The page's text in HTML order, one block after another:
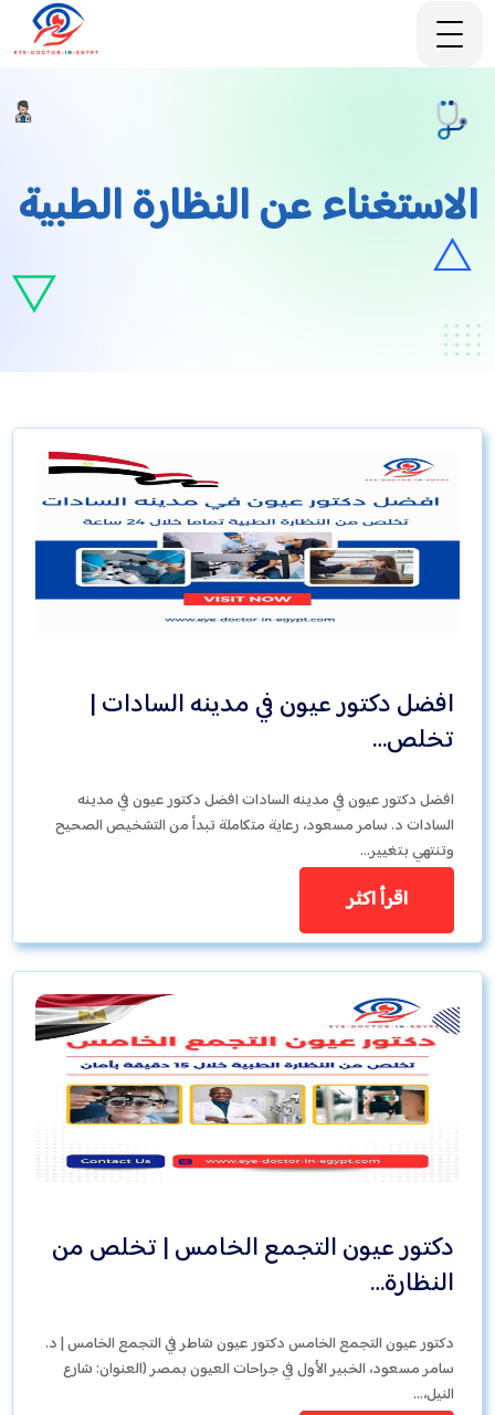
الاستغناء عن النظارة الطبية
افضل دكتور عيون في مدينه السادات |
تخلص…
افضل دكتور عيون في مدينه السادات افضل دكتور عيون في مدينه
السادات د. سامر مسعود، رعاية متكاملة تبدأ من التشخيص الصحيح
وتنتهي بتغيير…
اقرأ اكثر
دكتور عيون التجمع الخامس | تخلص من
النظارة…
دكتور عيون التجمع الخامس دكتور عيون شاطر في التجمع الخامس | د.
سامر مسعود، الخبير الأول في جراحات العيون بمصر (العنوان: شارع
النيل،…